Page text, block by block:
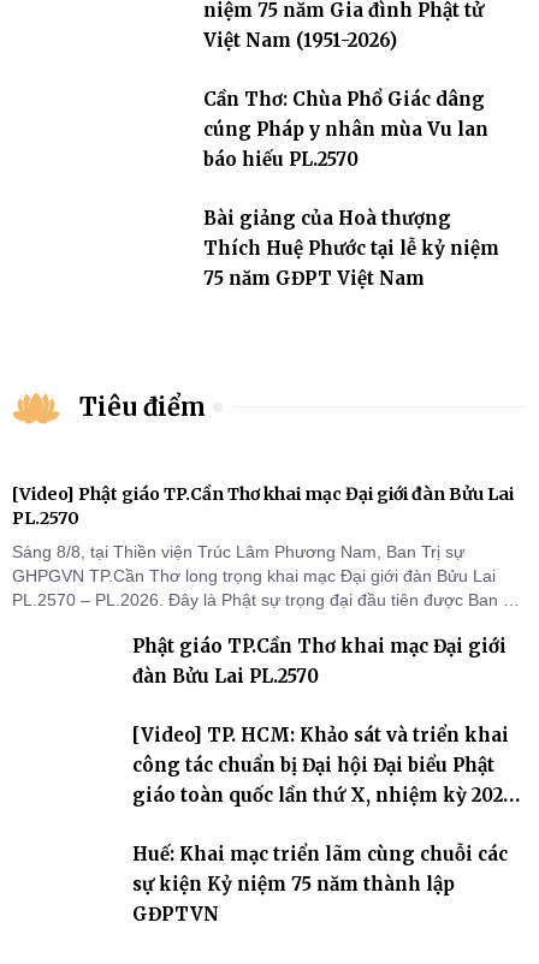
niệm 75 năm Gia đình Phật tử
Việt Nam (1951-2026)
Cần Thơ: Chùa Phổ Giác dâng
cúng Pháp y nhân mùa Vu lan
báo hiếu PL.2570
Bài giảng của Hoà thượng
Thích Huệ Phước tại lễ kỷ niệm
75 năm GĐPT Việt Nam
Tiêu điểm
[Video] Phật giáo TP.Cần Thơ khai mạc Đại giới đàn Bửu Lai
PL.2570
Sáng 8/8, tại Thiền viện Trúc Lâm Phương Nam, Ban Trị sự
GHPGVN TP.Cần Thơ long trọng khai mạc Đại giới đàn Bửu Lai
PL.2570 – PL.2026. Đây là Phật sự trọng đại đầu tiên được Ban Trị
thứ I, thể hiện sự quan tâm đối với công tác truyền giới, đào tạo
Tăng tài và tiếp nối mạng mạch Tăng-g
Phật giáo TP.Cần Thơ khai mạc Đại giới
đàn Bửu Lai PL.2570
[Video] TP. HCM: Khảo sát và triển khai
công tác chuẩn bị Đại hội Đại biểu Phật
giáo toàn quốc lần thứ X, nhiệm kỳ 2026-
Huế: Khai mạc triển lãm cùng chuỗi các
sự kiện Kỷ niệm 75 năm thành lập
GĐPTVN